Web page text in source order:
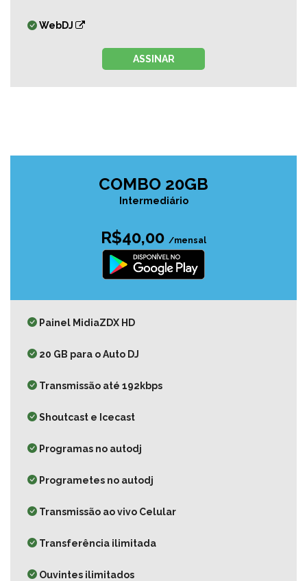
WebDJ
ASSINAR
COMBO 20GB
Intermediário
R$40,00 /mensal
Painel MidiaZDX HD
20 GB para o Auto DJ
Transmissão até 192kbps
Shoutcast e Icecast
Programas no autodj
Programetes no autodj
Transmissão ao vivo Celular
Transferência ilimitada
Ouvintes ilimitados